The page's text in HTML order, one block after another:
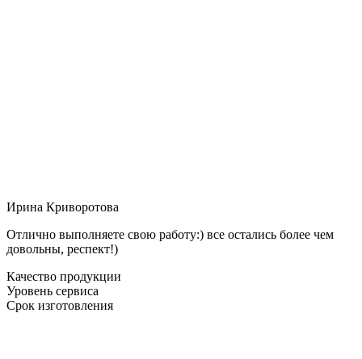
Ирина Криворотова
Отлично выполняете свою работу:) все остались более чем
довольны, респект!)
Качество продукции
Уровень сервиса
Срок изготовления